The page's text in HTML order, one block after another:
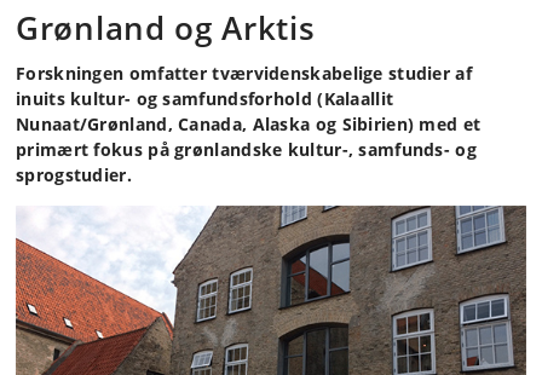
Grønland og Arktis
Forskningen omfatter tværvidenskabelige studier af
inuits kultur- og samfundsforhold (Kalaallit
Nunaat/Grønland, Canada, Alaska og Sibirien) med et
primært fokus på grønlandske kultur-, samfunds- og
sprogstudier.